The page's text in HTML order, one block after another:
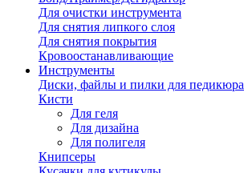
Для очистки инструмента
Для снятия липкого слоя
Для снятия покрытия
Кровоостанавливающие
Инструменты
Диски, файлы и пилки для педикюра
Кисти
Для геля
Для дизайна
Для полигеля
Книпсеры